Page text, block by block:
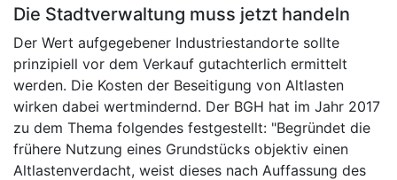
Die Stadtverwaltung muss jetzt handeln
Der Wert aufgegebener Industriestandorte sollte
prinzipiell vor dem Verkauf gutachterlich ermittelt
werden. Die Kosten der Beseitigung von Altlasten
wirken dabei wertmindernd. Der BGH hat im Jahr 2017
zu dem Thema folgendes festgestellt: "Begründet die
frühere Nutzung eines Grundstücks objektiv einen
Altlastenverdacht, weist dieses nach Auffassung des